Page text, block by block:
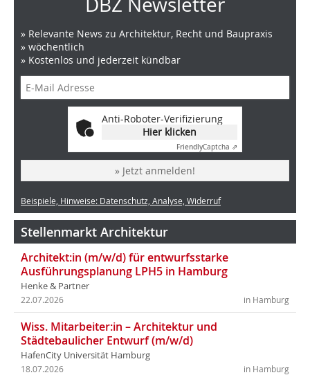
» Relevante News zu Architektur, Recht und Baupraxis
» wöchentlich
» Kostenlos und jederzeit kündbar
Anti-Roboter-Verifizierung
Hier klicken
FriendlyCaptcha ⇗
» Jetzt anmelden!
Beispiele, Hinweise: Datenschutz, Analyse, Widerruf
Stellenmarkt Architektur
Architekt:in (m/w/d) für entwurfsstarke
Ausführungsplanung LPH5 in Hamburg
Henke & Partner
in Hamburg
22.07.2026
Wiss. Mitarbeiter:in – Architektur und
Städtebaulicher Entwurf (m/w/d)
HafenCity Universität Hamburg
in Hamburg
18.07.2026